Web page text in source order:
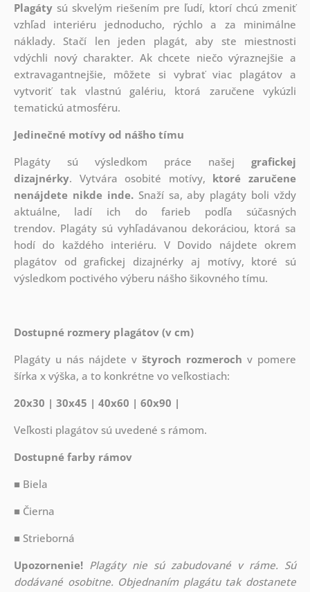
Plagátysú skvelým riešením pre ľudí, ktorí chcú zmeniť
vzhľad interiéru jednoducho, rýchlo a za minimálne
náklady. Stačí len jeden plagát, aby ste miestnosti
vdýchli nový charakter. Ak chcete niečo výraznejšie a
extravagantnejšie, môžete si vybrať viac plagátov a
vytvoriť tak vlastnú galériu, ktorá zaručene vykúzli
tematickú atmosféru.
Jedinečné motívy od nášho tímu
Plagáty sú výsledkom práce našejgrafickej
dizajnérky. Vytvára osobité motívy, ktoré zaručene
nenájdete nikde inde.Snaží sa, aby plagáty boli vždy
aktuálne, ladí ich do farieb podľa súčasných
trendov. Plagáty sú vyhľadávanou dekoráciou, ktorá sa
hodí do každého interiéru. V Dovido nájdete okrem
plagátov od grafickej dizajnérky aj motívy, ktoré sú
výsledkom poctivého výberu nášho šikovného tímu.
Dostupné rozmery plagátov (v cm)
Plagáty u nás nájdete vštyroch rozmeroch v pomere
šírka x výška, a to konkrétne vo veľkostiach:
20x30 | 30x45 | 40x60 | 60x90 |
Veľkosti plagátov sú uvedené s rámom.
Dostupné farby rámov
■ Biela
■ Čierna
■ Strieborná
Upozornenie! Plagáty nie sú zabudované v ráme. Sú
dodávané osobitne. Objednaním plagátu tak dostanete